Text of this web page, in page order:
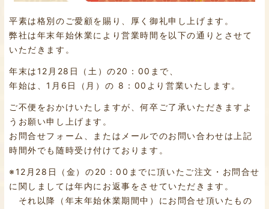
平素は格別のご愛顧を賜り、厚く御礼申し上げます。
弊社は年末年始休業により営業時間を以下の通りとさせて
いただきます。
年末は12月28日（土）の20：00まで、
年始は、1月6日（月）の 8：00より営業いたします。
ご不便をおかけいたしますが、何卒ご了承いただきますよ
うお願い申し上げます。
お問合せフォーム、またはメールでのお問い合わせは上記
時間外でも随時受け付けております。
※12月28日（金）の20：00までに頂いたご注文・お問合せ
に関しましては年内にお返事をさせていただきます。
それ以降（年末年始休業期間中）にお問合せ頂いたもの